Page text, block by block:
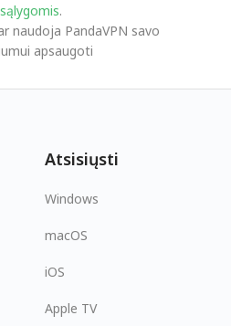
.
naudoja PandaVPN savo
apsaugoti
Atsisiųsti
Windows
macOS
iOS
Apple TV